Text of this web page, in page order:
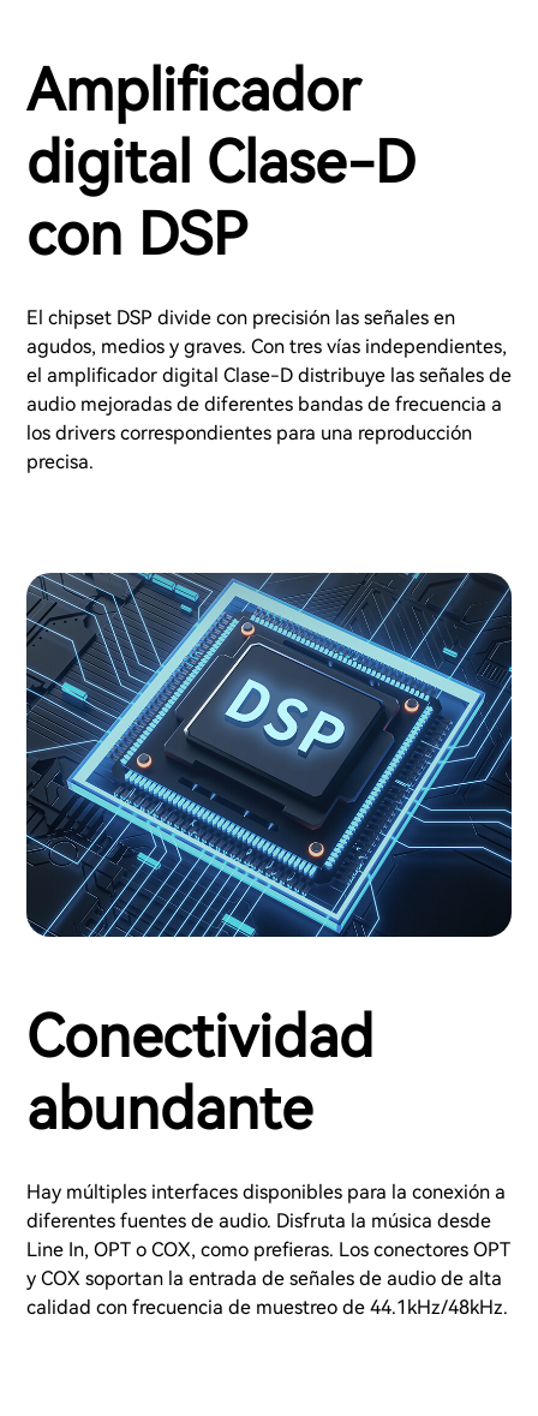
Amplificador
digital Clase-D
con DSP
El chipset DSP divide con precisión las señales en
agudos, medios y graves. Con tres vías independientes,
el amplificador digital Clase-D distribuye las señales de
audio mejoradas de diferentes bandas de frecuencia a
los drivers correspondientes para una reproducción
precisa.
Conectividad
abundante
Hay múltiples interfaces disponibles para la conexión a
diferentes fuentes de audio. Disfruta la música desde
Line In, OPT o COX, como prefieras. Los conectores OPT
y COX soportan la entrada de señales de audio de alta
calidad con frecuencia de muestreo de 44.1kHz/48kHz.